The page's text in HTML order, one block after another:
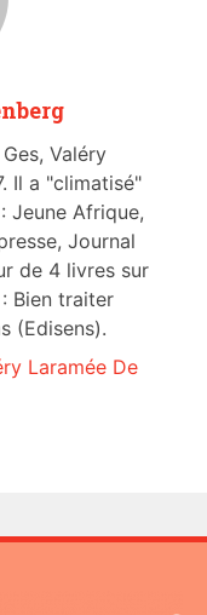
Valéry
Il a "climatisé"
Jeune Afrique,
Journal
de 4 livres sur
Bien traiter
(Edisens).
Laramée De